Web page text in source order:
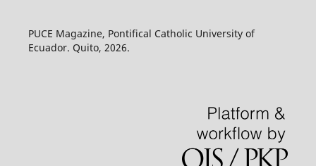
PUCE Magazine, Pontifical Catholic University of
Ecuador. Quito, 2026.